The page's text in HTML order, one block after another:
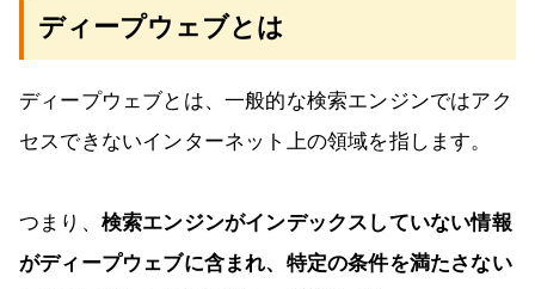
ディープウェブとは
ディープウェブとは、一般的な検索エンジンではアク
セスできないインターネット上の領域を指します。
つまり、 検索エンジンがインデックスしていない情報
がディープウェブに含まれ、特定の条件を満たさない